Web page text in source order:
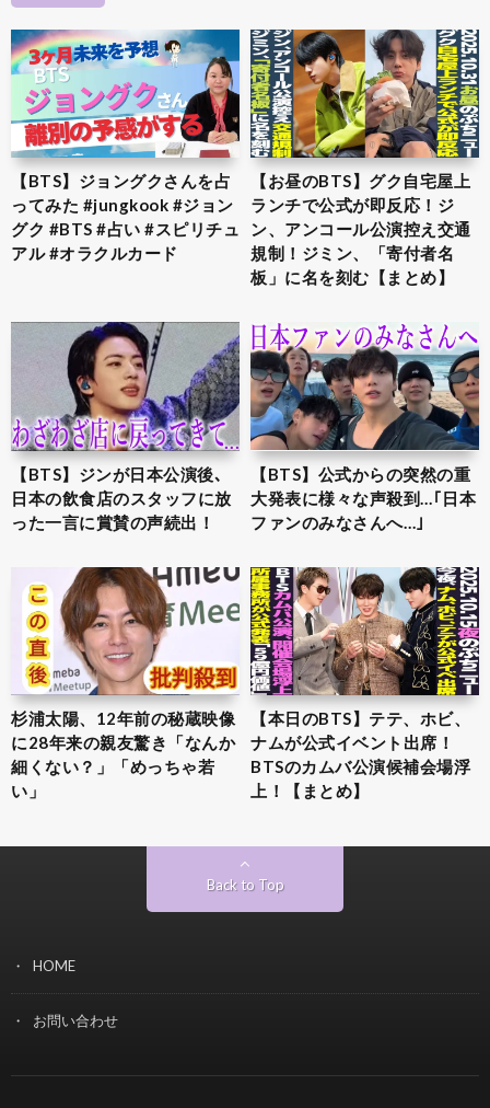
【BTS】ジョングクさんを占
ってみた #jungkook #ジョン
グク #BTS #占い #スピリチュ
アル #オラクルカード
【お昼のBTS】グク自宅屋上
ランチで公式が即反応！ジ
ン、アンコール公演控え交通
規制！ジミン、「寄付者名
板」に名を刻む【まとめ】
【BTS】ジンが日本公演後､
日本の飲食店のスタッフに放
った一言に賞賛の声続出！
【BTS】公式からの突然の重
大発表に様々な声殺到…｢日本
ファンのみなさんへ…｣
杉浦太陽、12年前の秘蔵映像
に28年来の親友驚き「なんか
細くない？」「めっちゃ若
い」
【本日のBTS】テテ、ホビ、
ナムが公式イベント出席！
BTSのカムバ公演候補会場浮
上！【まとめ】
Back to Top
HOME
お問い合わせ